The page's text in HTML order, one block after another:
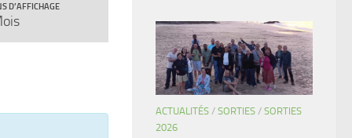
D’AFFICHAGE
ACTUALITÉS / SORTIES / SORTIES
2026